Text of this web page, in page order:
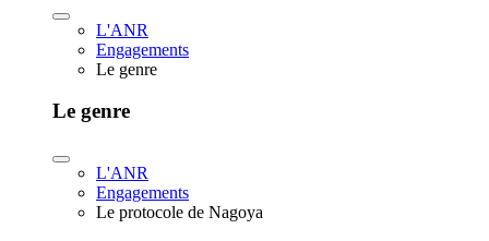
L'ANR
Engagements
Le genre
Le genre
L'ANR
Engagements
Le protocole de Nagoya